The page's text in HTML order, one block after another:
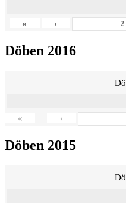
« ‹
Döben 2016
« ‹
Döben 2015